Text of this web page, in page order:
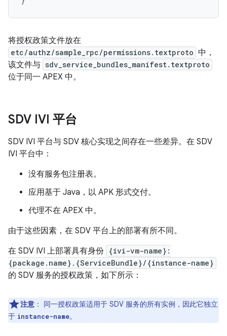
将授权政策文件放在
etc/authz/sample_rpc/permissions.textproto 中，
该文件与 sdv_service_bundles_manifest.textproto
位于同一 APEX 中。
SDV IVI 平台
SDV IVI 平台与 SDV 核心实现之间存在一些差异。在 SDV
IVI 平台中：
没有服务包注册表。
应用基于 Java，以 APK 形式交付。
代理不在 APEX 中。
由于这些因素，在 SDV 平台上的部署有所不同。
在 SDV IVI 上部署具有身份 {ivi-vm-name}:
{package.name}.{ServiceBundle}/{instance-name}
的 SDV 服务的授权政策，如下所示：
注意 ：
同一授权政策适用于 SDV 服务的所有实例，因此它独立
于 instance-name。